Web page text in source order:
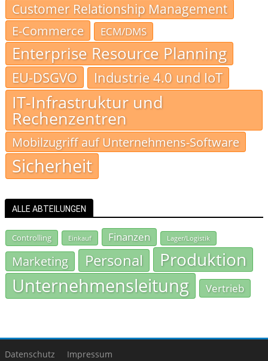
Customer Relationship Management
E-Commerce
ECM/DMS
Enterprise Resource Planning
EU-DSGVO Industrie 4.0 und IoT
IT-Infrastruktur und
Rechenzentren
Mobilzugriff auf Unternehmens-Software
Sicherheit
ALLE ABTEILUNGEN
Controlling Einkauf Finanzen Lager/Logistik
Marketing Personal Produktion
Unternehmensleitung Vertrieb
Datenschutz Impressum